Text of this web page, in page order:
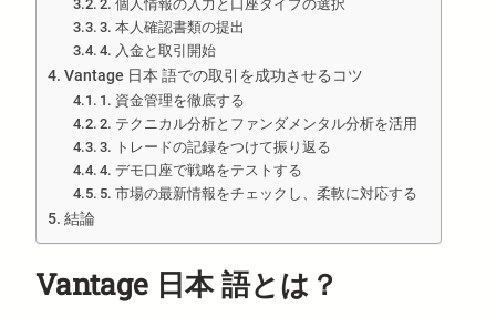
2. 個人情報の入力と口座タイプの選択
3. 本人確認書類の提出
4. 入金と取引開始
Vantage 日本 語での取引を成功させるコツ
1. 資金管理を徹底する
2. テクニカル分析とファンダメンタル分析を活用
3. トレードの記録をつけて振り返る
4. デモ口座で戦略をテストする
5. 市場の最新情報をチェックし、柔軟に対応する
結論
Vantage 日本 語とは？